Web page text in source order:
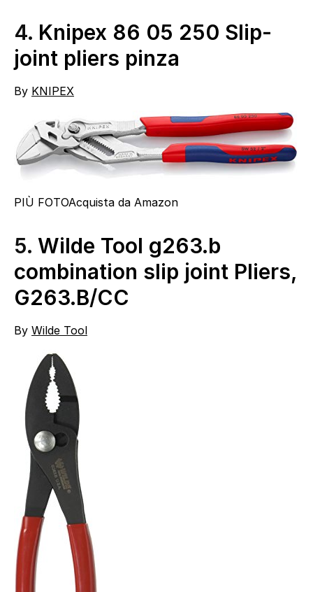
4. Knipex 86 05 250 Slip-
joint pliers pinza
By KNIPEX
PIÙ FOTOAcquista da Amazon
5. Wilde Tool g263.b
combination slip joint Pliers,
G263.B/CC
By Wilde Tool